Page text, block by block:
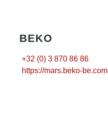
BEKO
+32 (0) 3 870 86 86
https://mars.beko-be.com